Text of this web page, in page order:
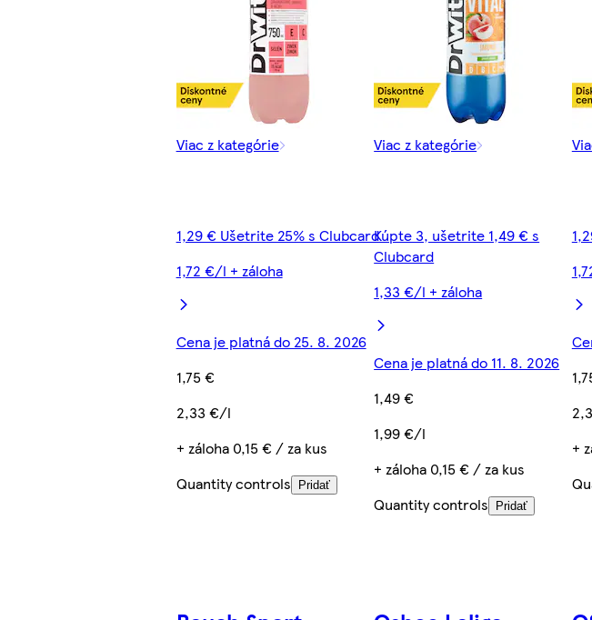
Viac z kategórie
1,29 € Ušetrite 25% s Clubcard
1,72 €/l + záloha
Cena je platná do 25. 8. 2026
1,75 €
2,33 €/l
+ záloha 0,15 € / za kus
Quantity controls
Pridať
Viac z kategórie
Kúpte 3, ušetrite 1,49 € s
Clubcard
1,33 €/l + záloha
Cena je platná do 11. 8. 2026
1,49 €
1,99 €/l
+ záloha 0,15 € / za kus
Quantity controls
Pridať
+